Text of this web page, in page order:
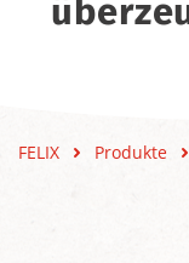
FELIX Produkte